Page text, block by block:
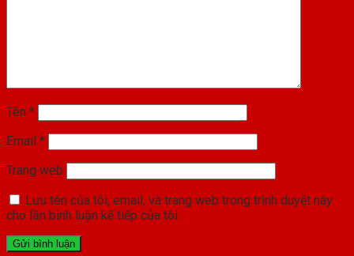
Tên *
Email *
Trang web
Lưu tên của tôi, email, và trang web trong trình duyệt này
cho lần bình luận kế tiếp của tôi.